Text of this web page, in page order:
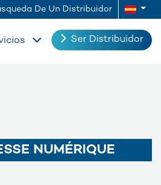
De Un Distribuidor
Ser Distribuidor
NUMÉRIQUE